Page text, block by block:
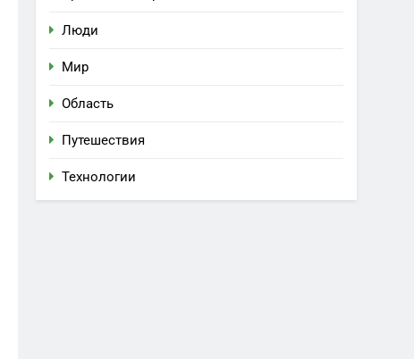
Люди
Мир
Область
Путешествия
Технологии